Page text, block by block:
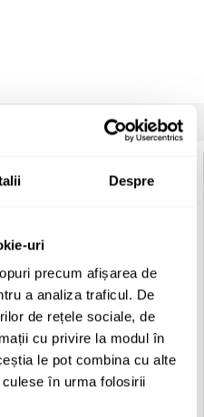
Despre
uri
precum afișarea de
a analiza traficul. De
de rețele sociale, de
cu privire la modul în
le pot combina cu alte
în urma folosirii
0)